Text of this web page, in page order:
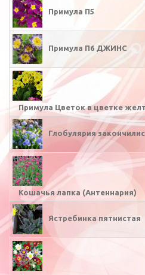
Примула П5
Примула П6 ДЖИНС
Примула Цветок в цветке
Глобулярия
Кошачья лапка (Антеннария)
Ястребинка пятнистая